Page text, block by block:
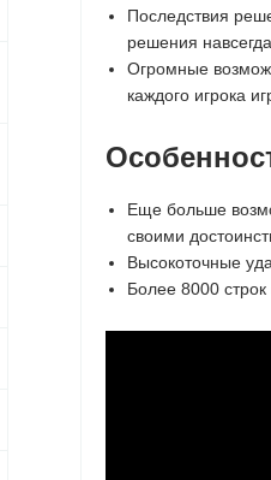
Последствия
решения
Огромные
каждого игрока
Еще больше
своими
Высокоточные
Более 8000